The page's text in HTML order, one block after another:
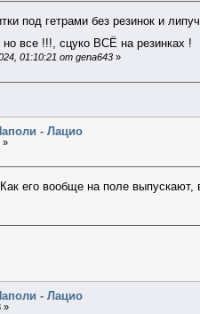
под гетрами без резинок и
но все !!!, сцуко ВСЁ на резинках !
01:10:21 от gena643»
- Лацио
»
его вообще на поле выпускают,
- Лацио
»